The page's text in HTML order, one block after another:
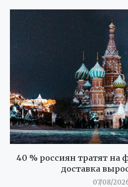
40 % россиян тратят на
доставка
07/08/